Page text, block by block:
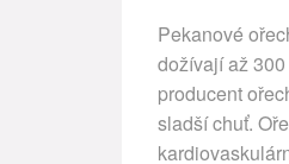
Pekanové
dožívají až
producent
sladší chuť.